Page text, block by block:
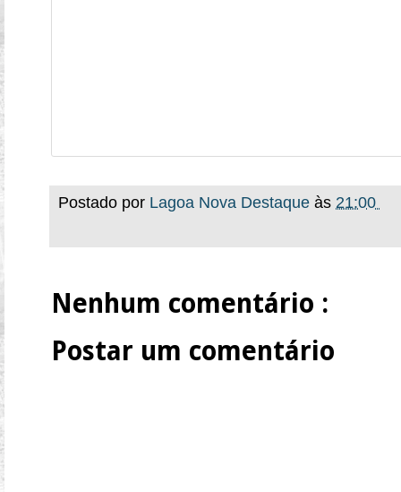
Postado por Lagoa Nova Destaque às 21:00
Nenhum comentário :
Postar um comentário